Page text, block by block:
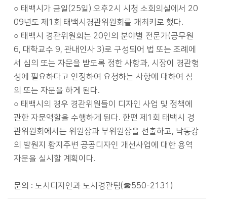
○ 태백시가 금일(25일) 오후2시 시청 소회의실에서 20
09년도 제1회 태백시경관위원회를 개최키로 했다.
○ 태백시 경관위원회는 20인의 분야별 전문가(공무원
6, 대학교수 9, 관내인사 3)로 구성되어 법 또는 조례에
서 심의 또는 자문을 받도록 정한 사항과, 시장이 경관형
성에 필요하다고 인정하여 요청하는 사항에 대하여 심
의 또는 자문을 하게 된다.
○ 태백시의 경우 경관위원들이 디자인 사업 및 정책에
관한 자문역할을 수행하게 된다. 한편 제1회 태백시 경
관위원회에서는 위원장과 부위원장을 선출하고, 낙동강
의 발원지 황지주변 공공디자인 개선사업에 대한 용역
자문을 실시할 계획이다.
문의 : 도시디자인과 도시경관팀(☎550-2131)